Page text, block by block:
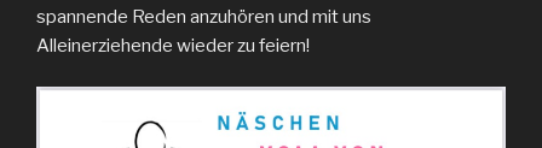
spannende Reden anzuhören und mit uns
Alleinerziehende wieder zu feiern!